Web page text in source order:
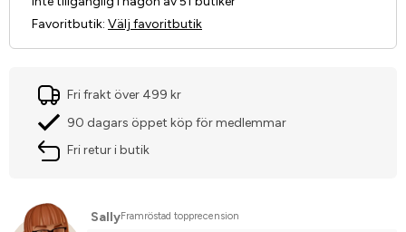
Favoritbutik: Välj favoritbutik
Fri frakt över 499 kr
90 dagars öppet köp för medlemmar
Fri retur i butik
SallyFramröstad topprecension